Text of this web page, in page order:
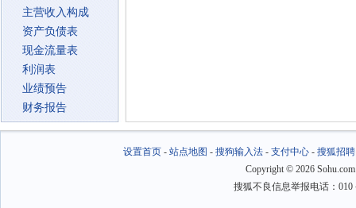
主营收入构成
资产负债表
现金流量表
利润表
业绩预告
财务报告
设置首页- 站点地图 - 搜狗输入法- 支付中心- 搜狐招聘
Copyright © 2026
搜狐不良信息举报电话：010